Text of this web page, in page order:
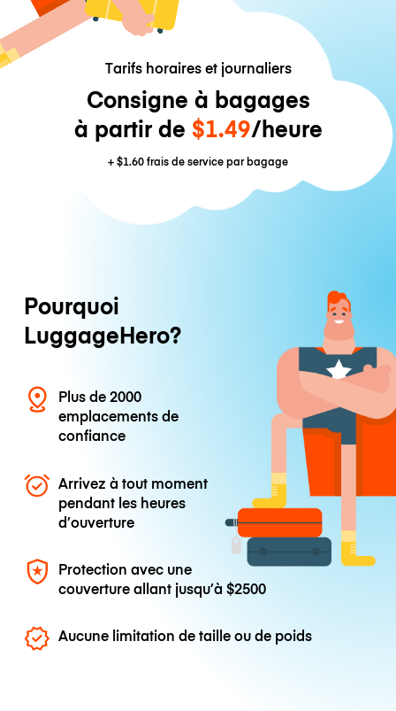
Tarifs horaires et journaliers
Consigne à bagages
à partir de $1.49/heure
+$1.60frais de service par bagage
Pourquoi
LuggageHero?
Plus de 2000
emplacements de
confiance
Arrivez à tout moment
pendant les heures
d’ouverture
Protection avec une
couverture allant jusqu’à$2500
Aucune limitation de taille ou de poids